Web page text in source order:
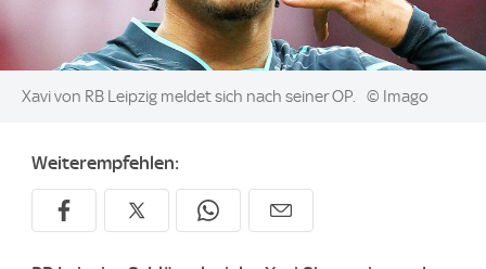
Image:
Xavi von RB Leipzig meldet sich nach seiner OP. © Imago
Weiterempfehlen: